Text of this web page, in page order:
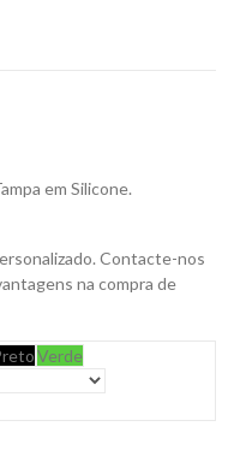
em Silicone.
Contacte-nos
na compra de
Verde